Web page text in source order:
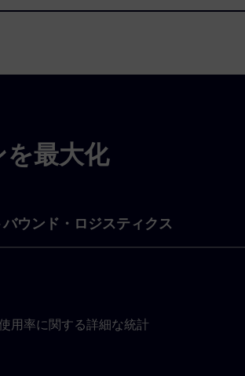
最大化
バウンド・ロジスティクス
用率に関する詳細な統計